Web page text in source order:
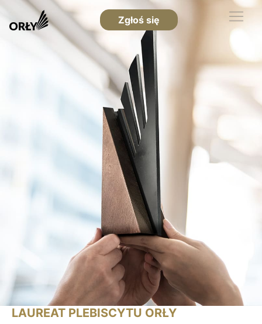
Zgłoś się
LAUREAT PLEBISCYTU ORŁY